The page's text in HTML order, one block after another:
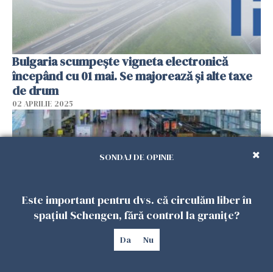
Bulgaria scumpește vigneta electronică
începând cu 01 mai. Se majorează și alte taxe
de drum
02 APRILIE 2025
Grevă de amploare în Belgia. Țara e complet
SONDAJ DE OPINIE
Este important pentru dvs. că circulăm liber în
spațiul Schengen, fără control la granițe?
Da Nu